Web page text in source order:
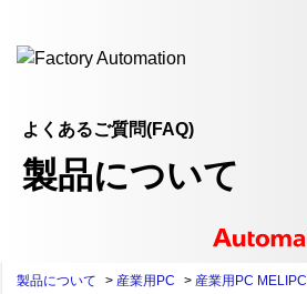
よくあるご質問(FAQ)
製品について
製品について > 産業用PC > 産業用PC MELIPC